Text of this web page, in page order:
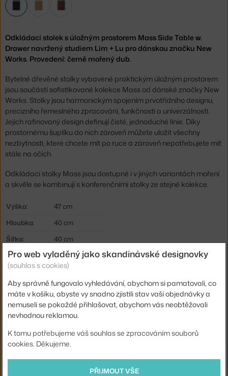
Odkládací stolek s úložným prostorem Mass Side Table w.
Drawer navržený studiem Lim + Lu pro dánskou značku New
Works. Provedení: černě mořený dub.
Bytelné dřevěné stolky vybavené praktickým úložným prostorem
jsou součástí sofistikované kolekce Mass od dánské značky New
Works. Stolky jsou harmonickým spojením prvotřídního designu,
precizního řemeslného zpracování, funkčnosti a univerzálnosti.
Jejich rafinovaný design definují čisté, jednoduché linie. Díky
prostornému šuplíku do nich zároveň můžete uložit všechny
nezbytnosti, které chcete mít po ruce a zároveň nepotřebujete mít
stále na očích.
Odkládací stolky Mass jsou dostupné i v jiných variantách moření
a skvěle se kombinují s konferenčními stolky ze stejné kolekce.
Výška:
47 cm
Hloubka:
40 cm
Šířka:
40 cm
Barva:
černá
Materiál:
dubové dřevo
Podnož:
dřevo
Tvar stolu:
čtverec
Deska stolu:
dřevo
Kód produktu NWK-40935
Pro web vyladěný jako skandinávské designovky
(souhlas s cookies)
Aby správně fungovalo vyhledávání, abychom si pamatovali, co
máte v košíku, abyste vy snadno zjistili stav vaší objednávky a
nemuseli se pokaždé přihlašovat, abychom vás neobtěžovali
nevhodnou reklamou.
K tomu potřebujeme váš souhlas se zpracováním souborů
cookies. Děkujeme.
PŘIJMOUT VŠE